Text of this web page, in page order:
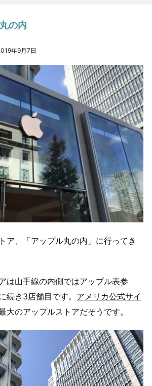
の内
年9月7日
ア、「アップル丸の内」に行ってき
は山手線の内側ではアップル表参
続き3店舗目です。 アメリカ公式サイ
大のアップルストアだそうです。